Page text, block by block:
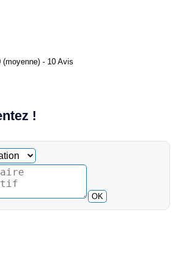
(moyenne) - 10 Avis
!
facultatif
OK